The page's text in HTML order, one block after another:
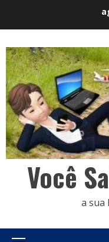
Você
a sua